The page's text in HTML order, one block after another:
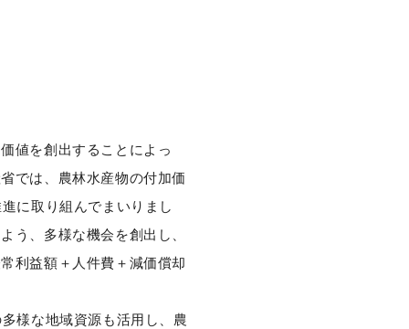
値を創出することによっ
では、農林水産物の付加価
に取り組んでまいりまし
う、多様な機会を創出し、
利益額＋人件費＋減価償却
様な地域資源も活用し、農